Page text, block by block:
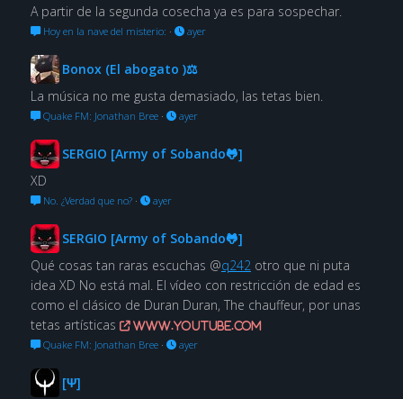
A partir de la segunda cosecha ya es para sospechar.
Hoy en la nave del misterio: · ayer
Bonox (El abogato )⚖
La música no me gusta demasiado, las tetas bien.
Quake FM: Jonathan Bree· ayer
SERGIO [Army of Sobando🐸]
XD
No. ¿Verdad que no?· ayer
SERGIO [Army of Sobando🐸]
Qué cosas tan raras escuchas @q242 otro que ni puta
idea XD No está mal. El vídeo con restricción de edad es
como el clásico de Duran Duran, The chauffeur, por unas
tetas artísticas
www.youtube.com
Quake FM: Jonathan Bree· ayer
[Ψ]